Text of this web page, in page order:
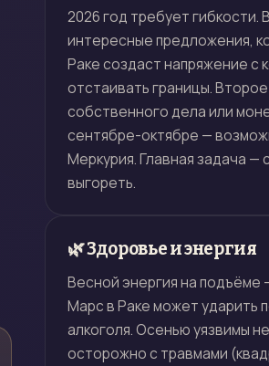
2026 год требует
интересные предложения,
Раке создаст напряжение с
отстаивать границы.
собственного дела или
сентябре-октябре —
Меркурия. Главная задача
выгореть.
🌿 Здоровье и энергия
Весной энергия на подъёме
Марс в Раке может ударить
алкоголя. Осенью уязвимы
осторожно с травмами